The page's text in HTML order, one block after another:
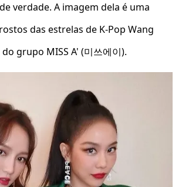
verdade. A imagem dela é uma
das estrelas de K-Pop Wang
grupo MISS A' (미쓰에이).